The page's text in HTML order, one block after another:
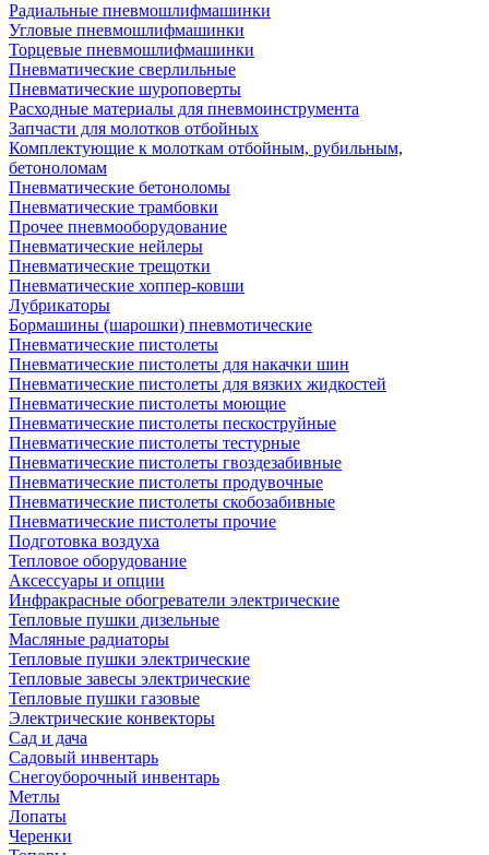
Радиальные пневмошлифмашинки
Угловые пневмошлифмашинки
Торцевые пневмошлифмашинки
Пневматические сверлильные
Пневматические шуроповерты
Расходные материалы для пневмоинструмента
Запчасти для молотков отбойных
Комплектующие к молоткам отбойным, рубильным,
бетоноломам
Пневматические бетоноломы
Пневматические трамбовки
Прочее пневмооборудование
Пневматические нейлеры
Пневматические трещотки
Пневматические хоппер-ковши
Лубрикаторы
Бормашины (шарошки) пневмотические
Пневматические пистолеты
Пневматические пистолеты для накачки шин
Пневматические пистолеты для вязких жидкостей
Пневматические пистолеты моющие
Пневматические пистолеты пескоструйные
Пневматические пистолеты тестурные
Пневматические пистолеты гвоздезабивные
Пневматические пистолеты продувочные
Пневматические пистолеты скобозабивные
Пневматические пистолеты прочие
Подготовка воздуха
Тепловое оборудование
Аксессуары и опции
Инфракрасные обогреватели электрические
Тепловые пушки дизельные
Масляные радиаторы
Тепловые пушки электрические
Тепловые завесы электрические
Тепловые пушки газовые
Электрические конвекторы
Сад и дача
Садовый инвентарь
Снегоуборочный инвентарь
Метлы
Лопаты
Черенки